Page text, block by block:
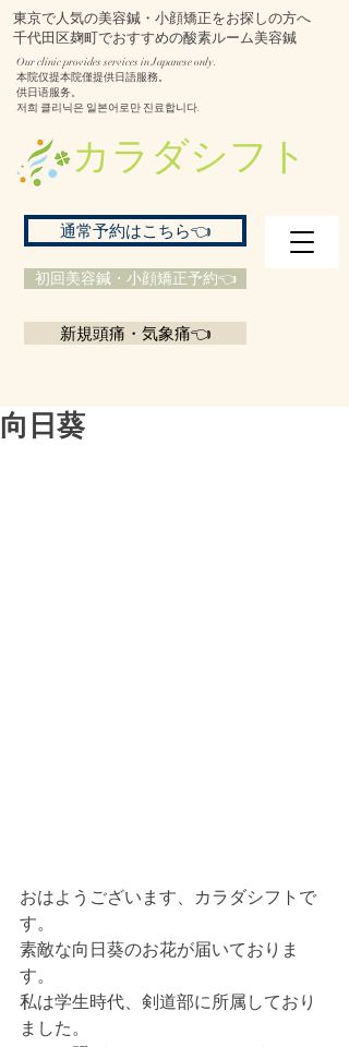
東京で人気の美容鍼・小顔矯正をお探しの方へ
千代田区麹町でおすすめの酸素ルーム美容鍼
​カラダシフト
初回美容鍼・小顔矯正予約👈
通常予約はこちら👈
新規頭痛・気象痛👈
Our clinic provides services in Japanese only.
本院仅提本院僅提供日語服務。
供日语服务。
저희 클리닉은 일본어로만 진료합니다.
向日葵
おはようございます、カラダシフトで
す。
素敵な向日葵のお花が届いておりま
す。
私は学生時代、剣道部に所属しており
ました。